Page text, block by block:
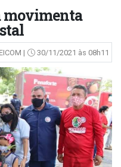
movimenta
| 30/11/2021 às 08h11